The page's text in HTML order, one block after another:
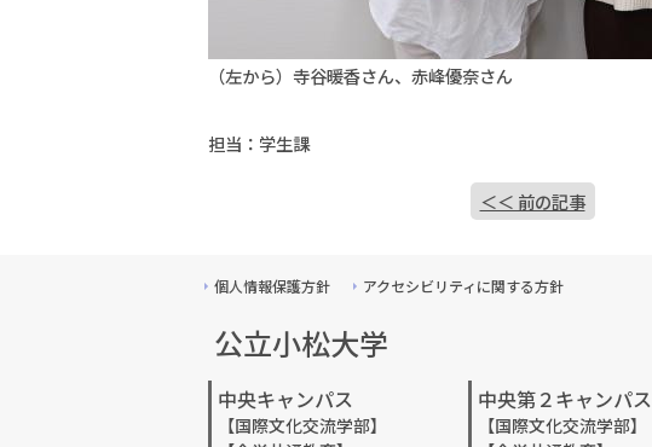
（左から） 寺谷暖香さん、赤峰優奈さん
担当：学生課
＜＜ 前の記事
個人情報保護方針 アクセシビリティに関する方針
公立小松大学
中央キャンパス
【国際文化交流学部】
中央第２キャンパス
【国際文化交流学部】